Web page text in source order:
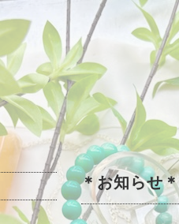
＊お知らせ＊